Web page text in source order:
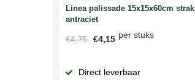
Linea palissade 15x15x60cm strak
antraciet
€4,75 €4,15 per stuks
Direct leverbaar